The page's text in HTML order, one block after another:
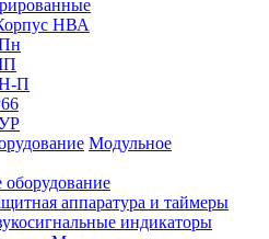
НВА
П
Модульное
аппаратура и таймеры
индикаторы